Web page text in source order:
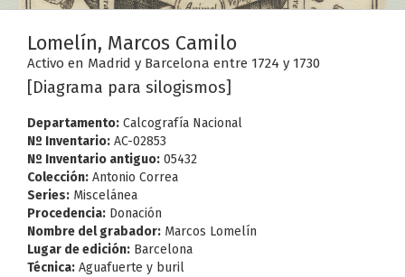
Lomelín, Marcos Camilo
Activo en Madrid y Barcelona entre 1724 y 1730
[Diagrama para silogismos]
Departamento: Calcografía Nacional
Nº Inventario: AC-02853
Nº Inventario antiguo: 05432
Colección: Antonio Correa
Series: Miscelánea
Procedencia: Donación
Nombre del grabador: Marcos Lomelín
Lugar de edición: Barcelona
Técnica: Aguafuerte y buril